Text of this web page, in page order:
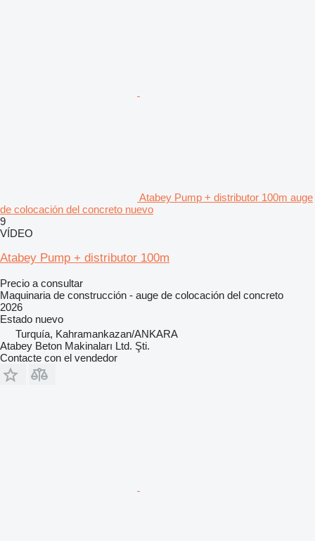
Atabey Pump + distributor 100m auge
de colocación del concreto nuevo
9
VÍDEO
Atabey Pump + distributor 100m
Precio a consultar
Maquinaria de construcción - auge de colocación del concreto
2026
Estado nuevo
Turquía, Kahramankazan/ANKARA
Atabey Beton Makinaları Ltd. Şti.
Contacte con el vendedor